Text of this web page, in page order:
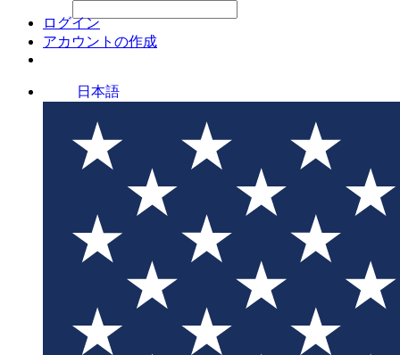
ログイン
アカウントの作成
日本語